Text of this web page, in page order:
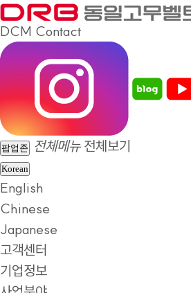
DCM Contact
팝업존 전체메뉴 전체보기
Korean
English
Chinese
Japanese
고객센터
기업정보